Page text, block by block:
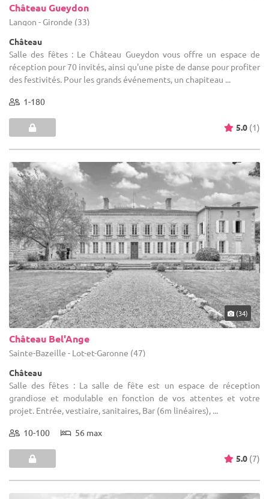
Château Gueydon
Langon - Gironde (33)
Château
Salle des fêtes : Le Château Gueydon vous offre un espace de
réception pour 70 invités, ainsi qu'une piste de danse pour profiter
des festivités. Pour les grands événements, un chapiteau ...
1-180
5.0 (1)
(34)
Château Bel'Ange
Sainte-Bazeille - Lot-et-Garonne (47)
Château
Salle des fêtes : La salle de fête est un espace de réception
grandiose et modulable en fonction de vos attentes et votre
projet. Entrée, vestiaire, sanitaires, Bar (6m linéaires), ...
10-100 56 max
5.0 (7)